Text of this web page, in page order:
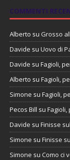
COMMENTI
Alberto su Grosso
Davide su Uovo di
Davide su Fagioli,
Alberto su Fagioli,
Simone su Fagioli,
Pecos Bill su Fagioli,
Davide su Finisse
Simone su Finisse
Simone su Como ci